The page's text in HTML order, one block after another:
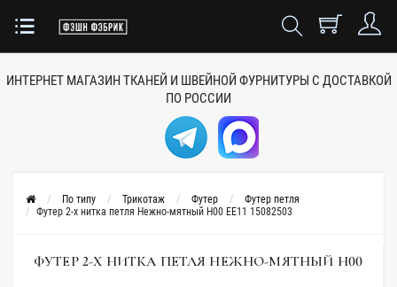
ИНТЕРНЕТ МАГАЗИН ТКАНЕЙ И ШВЕЙНОЙ ФУРНИТУРЫ С ДОСТАВКОЙ
ПО РОССИИ
По типу Трикотаж Футер
Футер петля
Футер 2-х нитка петля Нежно-мятный H00 ЕЕ11 15082503
ФУТЕР 2-Х НИТКА ПЕТЛЯ НЕЖНО-МЯТНЫЙ H00